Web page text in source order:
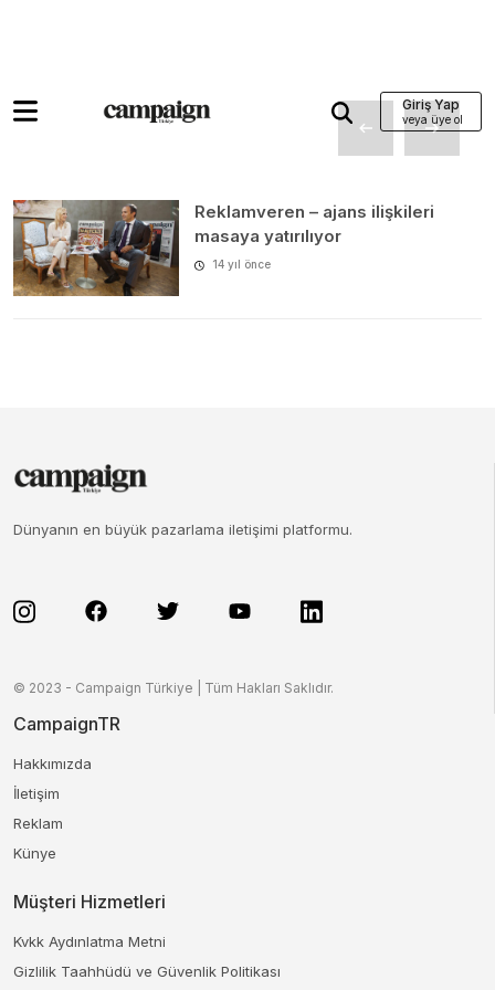
Giriş Yap
Reklamveren – ajans ilişkileri
masaya yatırılıyor
14 yıl önce
Dünyanın en büyük pazarlama iletişimi platformu.
© 2023 - Campaign Türkiye | Tüm Hakları Saklıdır.
CampaignTR
Hakkımızda
İletişim
Reklam
Künye
Müşteri Hizmetleri
Kvkk Aydınlatma Metni
Gizlilik Taahhüdü ve Güvenlik Politikası